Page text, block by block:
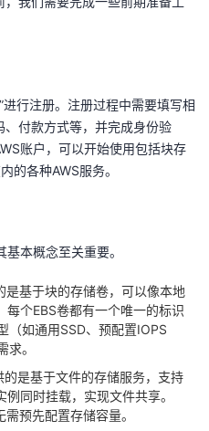
行注册。注册过程中需要填写相
付款方式等，并完成身份验
账户，可以开始使用包括块存
的各种AWS服务。
本概念至关重要。
是基于块的存储卷，可以像本地
每个EBS卷都有一个唯一的标识
（如通用SSD、预配置IOPS
。
的是基于文件的存储服务，支持
同时挂载，实现文件共享。
预先配置存储容量。